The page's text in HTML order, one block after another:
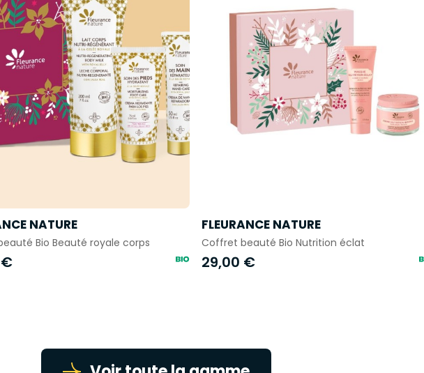
NATURE
Bio Beauté royale corps
FLEURANCE NATURE
Coffret beauté Bio Nutrition éclat
29,00 €